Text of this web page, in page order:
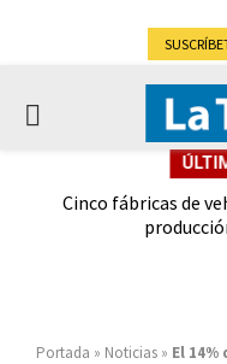
PRIMARY
Cinco fábricas de
Portada » Noticias » El